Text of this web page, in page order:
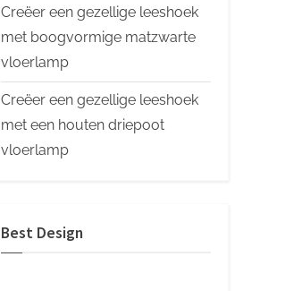
Creëer een gezellige leeshoek
met boogvormige matzwarte
vloerlamp
Creëer een gezellige leeshoek
met een houten driepoot
vloerlamp
Best Design